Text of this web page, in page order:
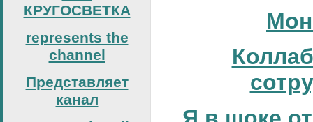
КРУГОСВЕТКА
represents the
channel
Представляет
канал